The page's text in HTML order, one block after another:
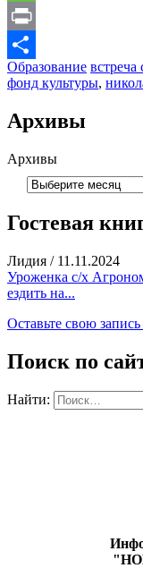
Message
Print
Отправить
Образование
фонд культуры,
Архивы
Архивы
Гостевая
Лидия / 11.11.2024
Уроженка с/х
ездить на...
Оставьте свою
Поиск по
Найти: